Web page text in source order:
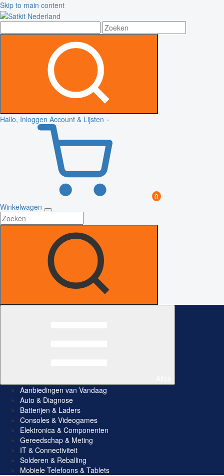
Skip to main content
Hallo, Inloggen Account & Lijsten
0
Winkelwagen
Aanbiedingen van Vandaag
Auto & Diagnose
Batterijen & Laders
Consoles & Videogames
Elektronica & Componenten
Gereedschap & Meting
IT & Connectiviteit
Solderen & Reballing
Mobiele Telefoons & Tablets